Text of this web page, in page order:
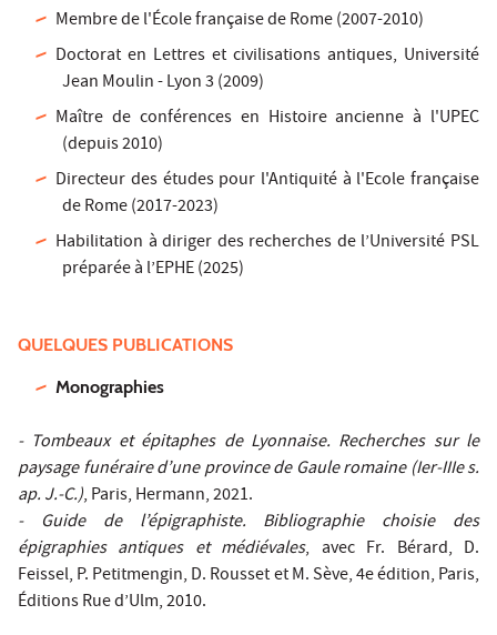
Membre de l'École française de Rome (2007-2010)
Doctorat en Lettres et civilisations antiques, Université
Jean Moulin - Lyon 3 (2009)
Maître de conférences en Histoire ancienne à l'UPEC
(depuis 2010)
Directeur des études pour l'Antiquité à l'Ecole française
de Rome (2017-2023)
Habilitation à diriger des recherches de l’Université PSL
préparée à l’EPHE (2025)
QUELQUES PUBLICATIONS
Monographies
- Tombeaux et épitaphes de Lyonnaise. Recherches sur le
paysage funéraire d’une province de Gaule romaine (Ier-IIIe s.
ap. J.-C.), Paris, Hermann, 2021.
- Guide de l’épigraphiste. Bibliographie choisie des
épigraphies antiques et médiévales, avec Fr. Bérard, D.
Feissel, P. Petitmengin, D. Rousset et M. Sève, 4e édition, Paris,
Éditions Rue d’Ulm, 2010.